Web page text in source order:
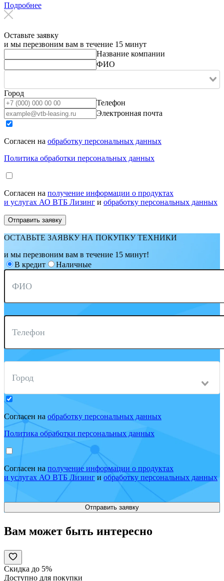
Подробнее
Оставьте заявку
и мы перезвоним вам в течение 15 минут
Название компании
ФИО
Город
Телефон
Электронная почта
Согласен на обработку персональных данных
Политика обработки персональных данных
Согласен на получение информации о продуктах
и услугах АО ВТБ Лизинг и обработку персональных данных
ОСТАВЬТЕ ЗАЯВКУ НА ПОКУПКУ ТЕХНИКИ
и мы перезвоним вам в течение 15 минут!
В кредит
Наличные
ФИО
Телефон
Город
Согласен на обработку персональных данных
Политика обработки персональных данных
Согласен на получение информации о продуктах
и услугах АО ВТБ Лизинг и обработку персональных данных
Вам может быть интересно
Скидка до 5%
Доступно для покупки